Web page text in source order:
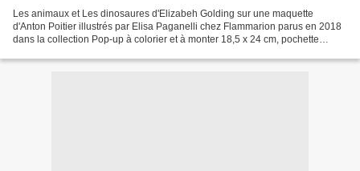
Les animaux et Les dinosaures d'Elizabeh Golding sur une maquette
d'Anton Poitier illustrés par Elisa Paganelli chez Flammarion parus en 2018
dans la collection Pop-up à colorier et à monter 18,5 x 24 cm, pochette